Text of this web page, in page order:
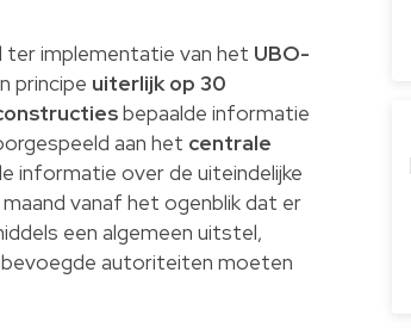
ter implementatie van het UBO-
principe uiterlijk op 30
bepaalde informatie
aan het centrale
informatie over de uiteindelijke
vanaf het ogenblik dat er
een algemeen uitstel,
bevoegde autoriteiten moeten